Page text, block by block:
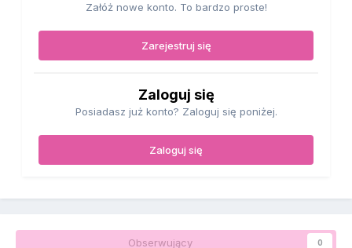
Załóż nowe konto. To bardzo proste!
Zarejestruj się
Zaloguj się
Posiadasz już konto? Zaloguj się poniżej.
Zaloguj się
Obserwujący 0